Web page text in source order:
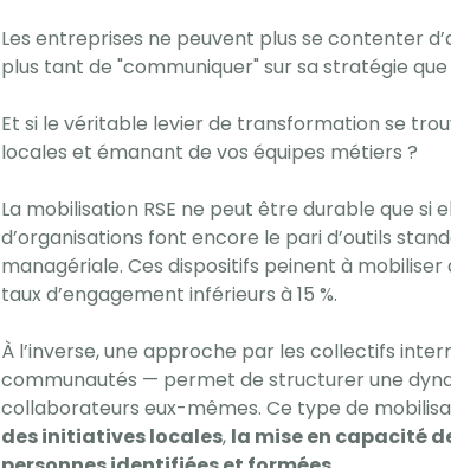
Les entreprises ne peuvent plus se contenter
plus tant de "communiquer" sur sa stratégie
Et si le véritable levier de transformation se
locales et émanant de vos équipes métiers ?
La mobilisation RSE ne peut être durable que
d’organisations font encore le pari d’outils
managériale. Ces dispositifs peinent à
taux d’engagement inférieurs à 15 %.
À l’inverse, une approche par les collectifs
communautés — permet de structurer une
collaborateurs eux-mêmes. Ce type de
des initiatives locales, la mise en capacité